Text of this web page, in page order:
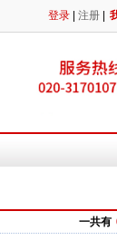
登录 注册
一共有